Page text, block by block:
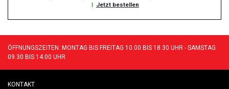
| Jetzt bestellen
ÖFFNUNGSZEITEN: MONTAG BIS FREITAG 10.00 BIS 18.30 UHR - SAMSTAG
09.30 BIS 14.00 UHR
KONTAKT